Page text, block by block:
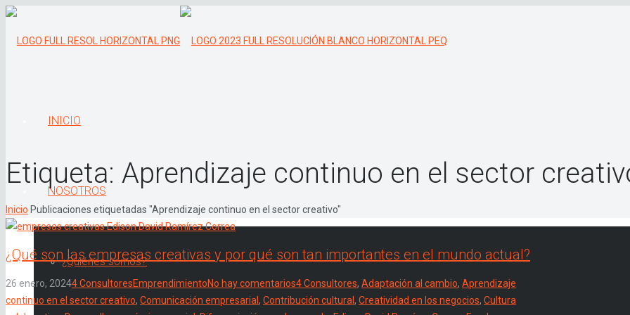
INICIO
NOSOTROS
¿Quiénes somos?
Etiqueta: Aprendizaje continuo en el sector
Inicio Publicaciones etiquetadas "Aprendizaje continuo en el sector creativo"
¿Qué son las empresas creativas y por qué son tan importantes en el mundo actual?
26 enero, 20244 ConsultoresEmprendimientoNo hay comentarios4 Consultores, Adaptación al cambio, Aprendizaje
continuo en el sector creativo, Comunicación empresarial , Contribución cultural , Creatividad en los negocios, Cultura